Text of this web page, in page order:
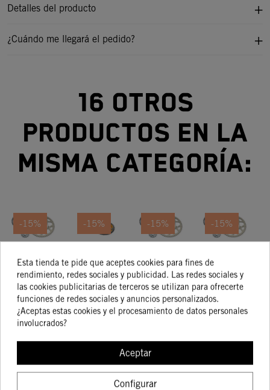
Detalles del producto
¿Cuándo me llegará el pedido?
16 otros
productos en la
misma categoría:
-15%
16/40 KTM
Duke / R
168,01 €
142,81 €
-15%
13/50 KTM
200/250/300/500
XC-W
161,90 €
137,61 €
COMPRAR
-15%
TRANSMISIÓN
14/52 KTM
250/350
EXC-F
147,62 €
125,48 €
-15%
TRANSMISIÓN
13/48 KTM
450 XC-F
144,29 €
122,65 €
Esta tienda te pide que aceptes cookies para fines de
rendimiento, redes sociales y publicidad. Las redes sociales y
las cookies publicitarias de terceros se utilizan para ofrecerte
funciones de redes sociales y anuncios personalizados.
¿Aceptas estas cookies y el procesamiento de datos personales
involucrados?
Aceptar
Configurar